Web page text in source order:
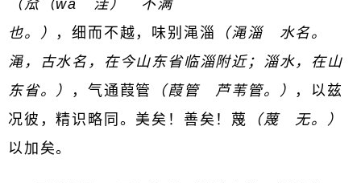
（窊（wā 洼） 不满
也。）
，细而不越，味别渑淄
（渑淄 水名。
渑，古水名，在今山东省临淄附近；淄水，在山
东省。）
，气通葭管 （葭管 芦苇管。）
，以兹
况彼，精识略同。美矣！善矣！蔑 （蔑 无。）
以加矣。